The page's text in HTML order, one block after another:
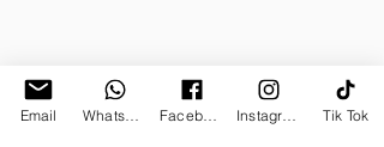
Email Tik Tok